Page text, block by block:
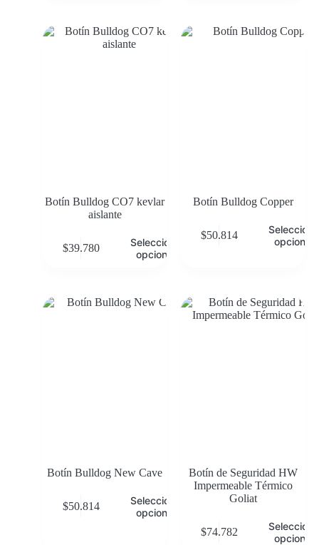
Botín Bulldog CO7 kevlar
aislante
$39.780
Seleccionar
opciones
Botín Bulldog Copper
$50.814
opciones
Botín Bulldog New Cave
$50.814
Seleccionar
opciones
Botín de Seguridad HW
Impermeable Térmico
Goliat
$74.782
opciones